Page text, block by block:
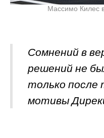
Массимо Килес
Сомнений в
решений не
только после
мотивы